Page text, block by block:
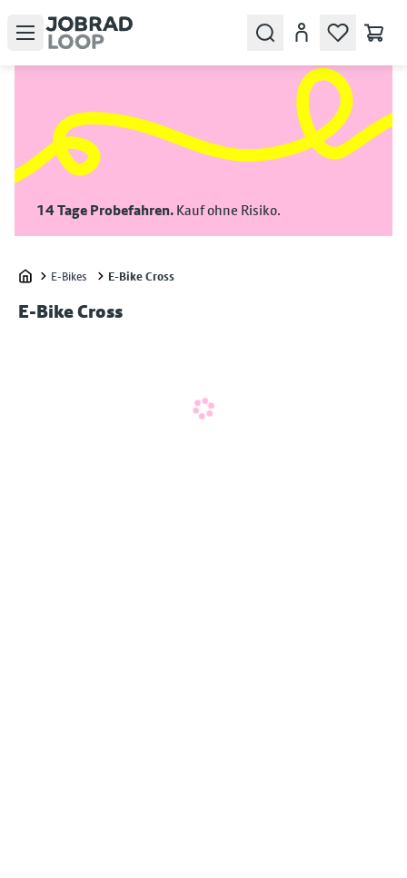
Open menu SearchKonto
14 Tage Probefahren.Kauf ohne Risiko.
E-Bikes E-Bike Cross
E-Bike Cross